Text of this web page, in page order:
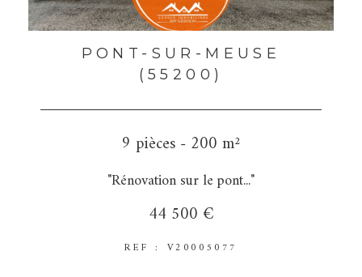
PONT-SUR-MEUSE
(55200)
9 pièces - 200 m²
"Rénovation sur le pont..."
44 500 €
REF : V20005077